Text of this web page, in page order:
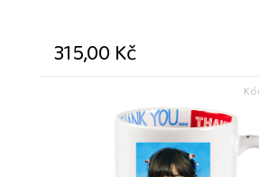
315,00 Kč